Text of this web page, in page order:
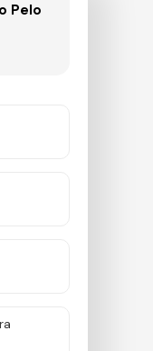
Pelo